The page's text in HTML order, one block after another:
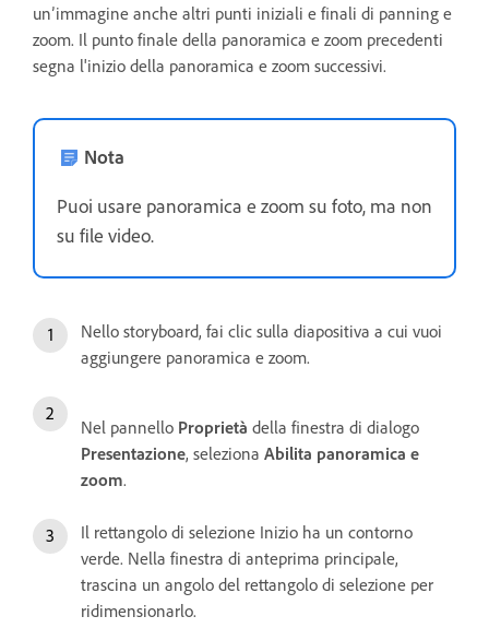
un’immagine anche altri punti iniziali e finali di panning e
zoom. Il punto finale della panoramica e zoom precedenti
segna l'inizio della panoramica e zoom successivi.
Nota
Puoi usare panoramica e zoom su foto, ma non
su file video.
Nello storyboard, fai clic sulla diapositiva a cui vuoi
aggiungere panoramica e zoom.
Nel pannello Proprietà della finestra di dialogo
Presentazione, seleziona Abilita panoramica e
zoom.
Il rettangolo di selezione Inizio ha un contorno
verde. Nella finestra di anteprima principale,
trascina un angolo del rettangolo di selezione per
ridimensionarlo.